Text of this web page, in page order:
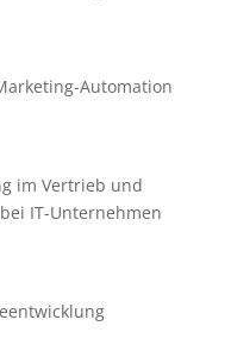
Automation
im Vertrieb und
IT-Unternehmen